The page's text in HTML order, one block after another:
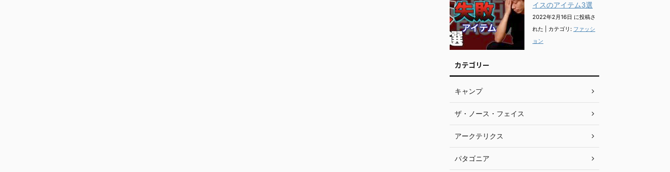
イスのアイテム3選
2022年2月16日 に投稿さ
れた
カテゴリ: ファッシ
ョン
カテゴリー
キャンプ
ザ・ノース・フェイス
アークテリクス
パタゴニア